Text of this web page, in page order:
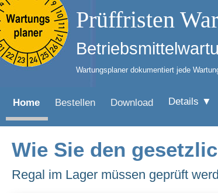
Prüffristen
Wartungsplaner dokumentiert jede
Home Bestellen Download Details ▼
Wie Sie den
Regal im Lager müssen geprüft